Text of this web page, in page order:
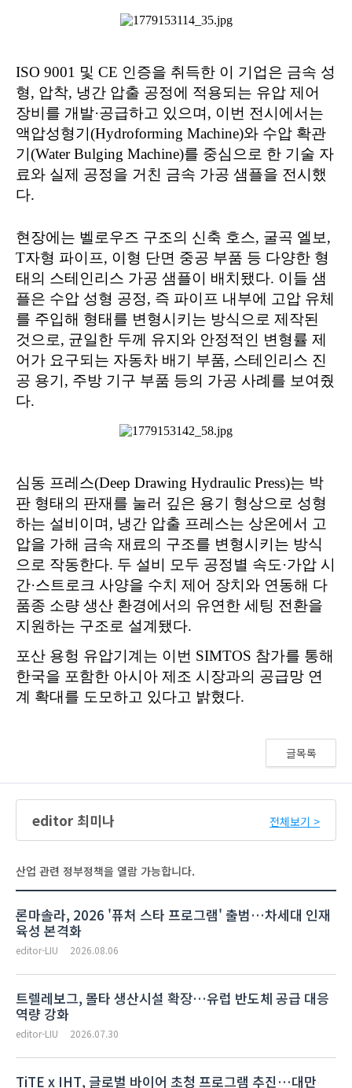
글목록
editor 최미나 전체보기 >
산업 관련 정부정책을 열람 가능합니다.
론마솔라, 2026 '퓨처 스타 프로그램' 출범…차세대 인재
육성 본격화
editor-LIU 2026.08.06
트렐레보그, 몰타 생산시설 확장…유럽 반도체 공급 대응
역량 강화
editor-LIU 2026.07.30
TiTE x IHT, 글로벌 바이어 초청 프로그램 추진…대만